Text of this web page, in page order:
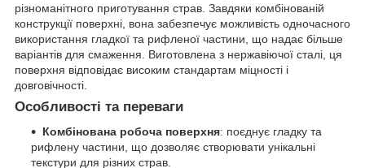
різноманітного приготування страв. Завдяки комбінованій
конструкції поверхні, вона забезпечує можливість одночасного
використання гладкої та рифленої частини, що надає більше
варіантів для смаження. Виготовлена з нержавіючої сталі, ця
поверхня відповідає високим стандартам міцності і
довговічності.
Особливості та переваги
Комбінована робоча поверхня: поєднує гладку та
рифлену частини, що дозволяє створювати унікальні
текстури для різних страв.